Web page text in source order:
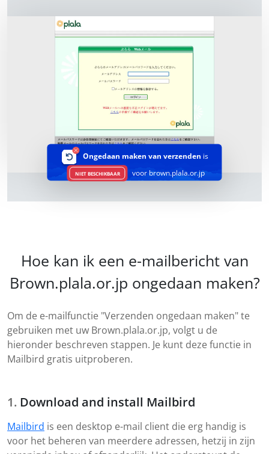
Ongedaan maken van verzenden is
NIET BESCHIKBAAR voor brown.plala.or.jp
Hoe kan ik een e-mailbericht van
Brown.plala.or.jp ongedaan maken?
Om de e-mailfunctie "Verzenden ongedaan maken" te
gebruiken met uw Brown.plala.or.jp, volgt u de
hieronder beschreven stappen. Je kunt deze functie in
Mailbird gratis uitproberen.
Download and install Mailbird
Mailbird is een desktop e-mail client die erg handig is
voor het beheren van meerdere adressen, hetzij in zijn